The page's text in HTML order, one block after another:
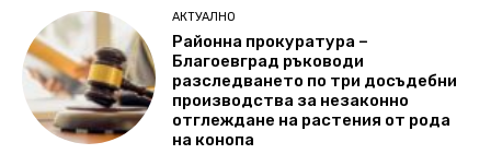
АКТУАЛНО
Районна прокуратура –
Благоевград ръководи
разследването по три досъдебни
производства за незаконно
отглеждане на растения от рода
на конопа